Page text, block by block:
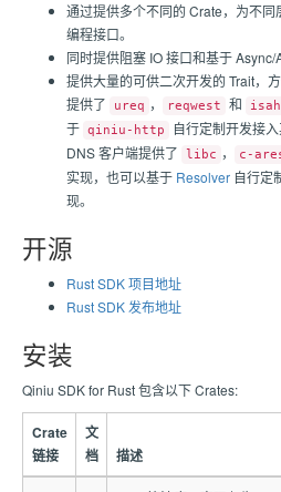
通过提供多个不同的 Crate，为不
编程接口。
同时提供阻塞 IO 接口和基于 Async/
提供大量的可供二次开发的 Trait，
提供了
ureq ， reqwest 和
于 qiniu-http
自行定制开发接
DNS 客户端提供了
libc ， c-
实现，也可以基于 Resolver 自行定
现。
开源
Rust SDK 项目地址
Rust SDK 发布地址
安装
Qiniu SDK for Rust 包含以下 Crates:
Crate
链接
文
档
描述